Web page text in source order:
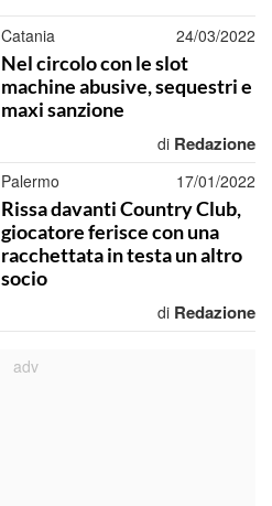
Catania 24/03/2022
Nel circolo con le slot
machine abusive, sequestri e
maxi sanzione
di Redazione
Palermo 17/01/2022
Rissa davanti Country Club,
giocatore ferisce con una
racchettata in testa un altro
socio
di Redazione